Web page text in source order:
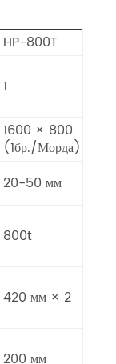
HP-800T
1
1600 × 800
(1бр./Морда)
20-50 мм
800t
420 мм × 2
200 мм